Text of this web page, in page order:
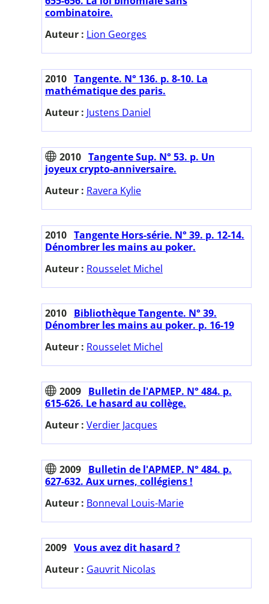
combinatoire.
Auteur : Lion Georges
2010 Tangente. N° 136. p. 8-10. La
mathématique des paris.
Auteur : Justens Daniel
2010 Tangente Sup. N° 53. p. Un
joyeux crypto-anniversaire.
Auteur : Ravera Kylie
2010 Tangente Hors-série. N° 39. p. 12-14.
Dénombrer les mains au poker.
Auteur : Rousselet Michel
2010 Bibliothèque Tangente. N° 39.
Dénombrer les mains au poker. p. 16-19
Auteur : Rousselet Michel
2009 Bulletin de l'APMEP. N° 484. p.
615-626. Le hasard au collège.
Auteur : Verdier Jacques
2009 Bulletin de l'APMEP. N° 484. p.
627-632. Aux urnes, collégiens !
Auteur : Bonneval Louis-Marie
2009 Vous avez dit hasard ?
Auteur : Gauvrit Nicolas